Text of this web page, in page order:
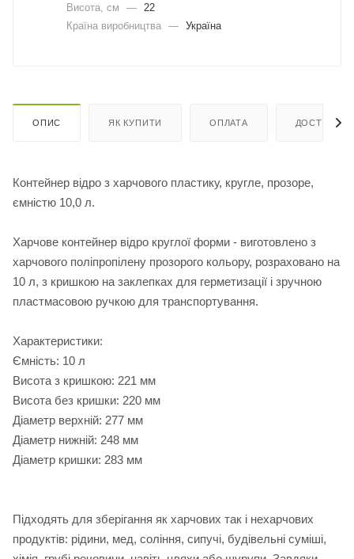
Висота, см
—
22
Країна виробництва — Україна
ОПИС ЯК КУПИТИ ОПЛАТА ДОСТАВКА
Контейнер відро з харчового пластику, кругле, прозоре,
ємністю 10,0 л.
Харчове контейнер відро круглої форми - виготовлено з
харчового поліпропілену прозорого кольору, розраховано на
10 л, з кришкою на заклепках для герметизації і зручною
пластмасовою ручкою для транспортування.
Характеристики:
Ємність: 10 л
Висота з кришкою: 221 мм
Висота без кришки: 220 мм
Діаметр верхній: 277 мм
Діаметр нижній: 248 мм
Діаметр кришки: 283 мм
Підходять для зберігання як харчових так і нехарчових
продуктів: рідини, мед, соління, сипучі, будівельні суміші,